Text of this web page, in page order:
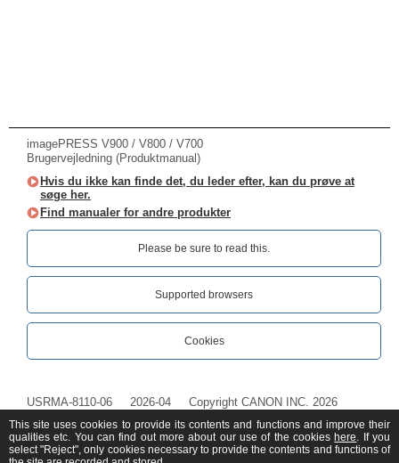
imagePRESS V900 / V800 / V700
Brugervejledning (Produktmanual)
Hvis du ikke kan finde det, du leder efter, kan du prøve at
søge her.
Find manualer for andre produkter
Please be sure to read this.‎
Supported browsers
Cookies
USRMA-8110-06 2026-04 Copyright CANON INC. 2026
This site uses cookies to provide its contents and functions and improve their
qualities etc. You can find out more about our use of the cookies here. If you
select "Reject", only cookies necessary to provide the contents and functions of